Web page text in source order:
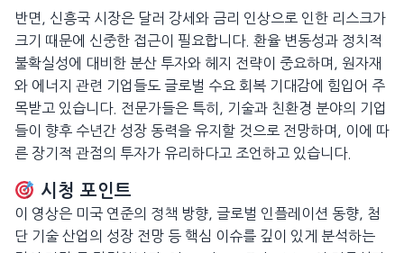
반면, 신흥국 시장은 달러 강세와 금리 인상으로 인한 리스크가
크기 때문에 신중한 접근이 필요합니다. 환율 변동성과 정치적
불확실성에 대비한 분산 투자와 헤지 전략이 중요하며, 원자재
와 에너지 관련 기업들도 글로벌 수요 회복 기대감에 힘입어 주
목받고 있습니다. 전문가들은 특히, 기술과 친환경 분야의 기업
들이 향후 수년간 성장 동력을 유지할 것으로 전망하며, 이에 따
른 장기적 관점의 투자가 유리하다고 조언하고 있습니다.
시청 포인트
이 영상은 미국 연준의 정책 방향, 글로벌 인플레이션 동향, 첨
단 기술 산업의 성장 전망 등 핵심 이슈를 깊이 있게 분석하는